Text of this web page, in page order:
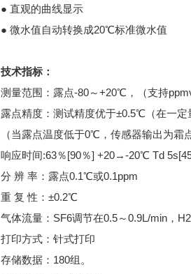
● 直观的曲线显示
● 微水值自动转换成20℃标准微水值
技术指标：
测量范围：露点-80～+20℃，（支持ppmv
露点精度：测试精度优于±0.5℃（在一定
（当露点温度低于0℃，传感器输出为霜点
响应时间:63％[90％] +20→-20℃ Td
分 辨 率：露点0.1℃或0.1ppm
重 复 性：±0.2℃
气体流量：SF6调节在0.5～0.9L/min，
打印方式：针式打印
存储数据：180组。